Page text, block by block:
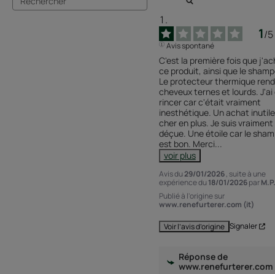
1/5
Avis spontané
C'est la première fois que
ce produit, ainsi que le
Le protecteur thermique
cheveux ternes et lourds. J'ai
rincer car c'était vraiment
inesthétique. Un achat
cher en plus. Je suis vraiment
déçue. Une étoile car le
est bon. Merci...
voir plus
Avis du29/01/2026, suite à une
expérience du 18/01/2026parM.P.
Publié à l'origine sur
www.renefurterer.com (it)
Voir l’avis d’origine Signaler
Réponse de
www.renefurterer.com